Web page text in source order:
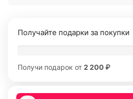
Получайте подарки за покупки
Получи подарок от 2 200 ₽